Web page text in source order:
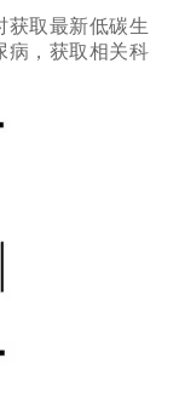
获取最新低碳生
病，获取相关科